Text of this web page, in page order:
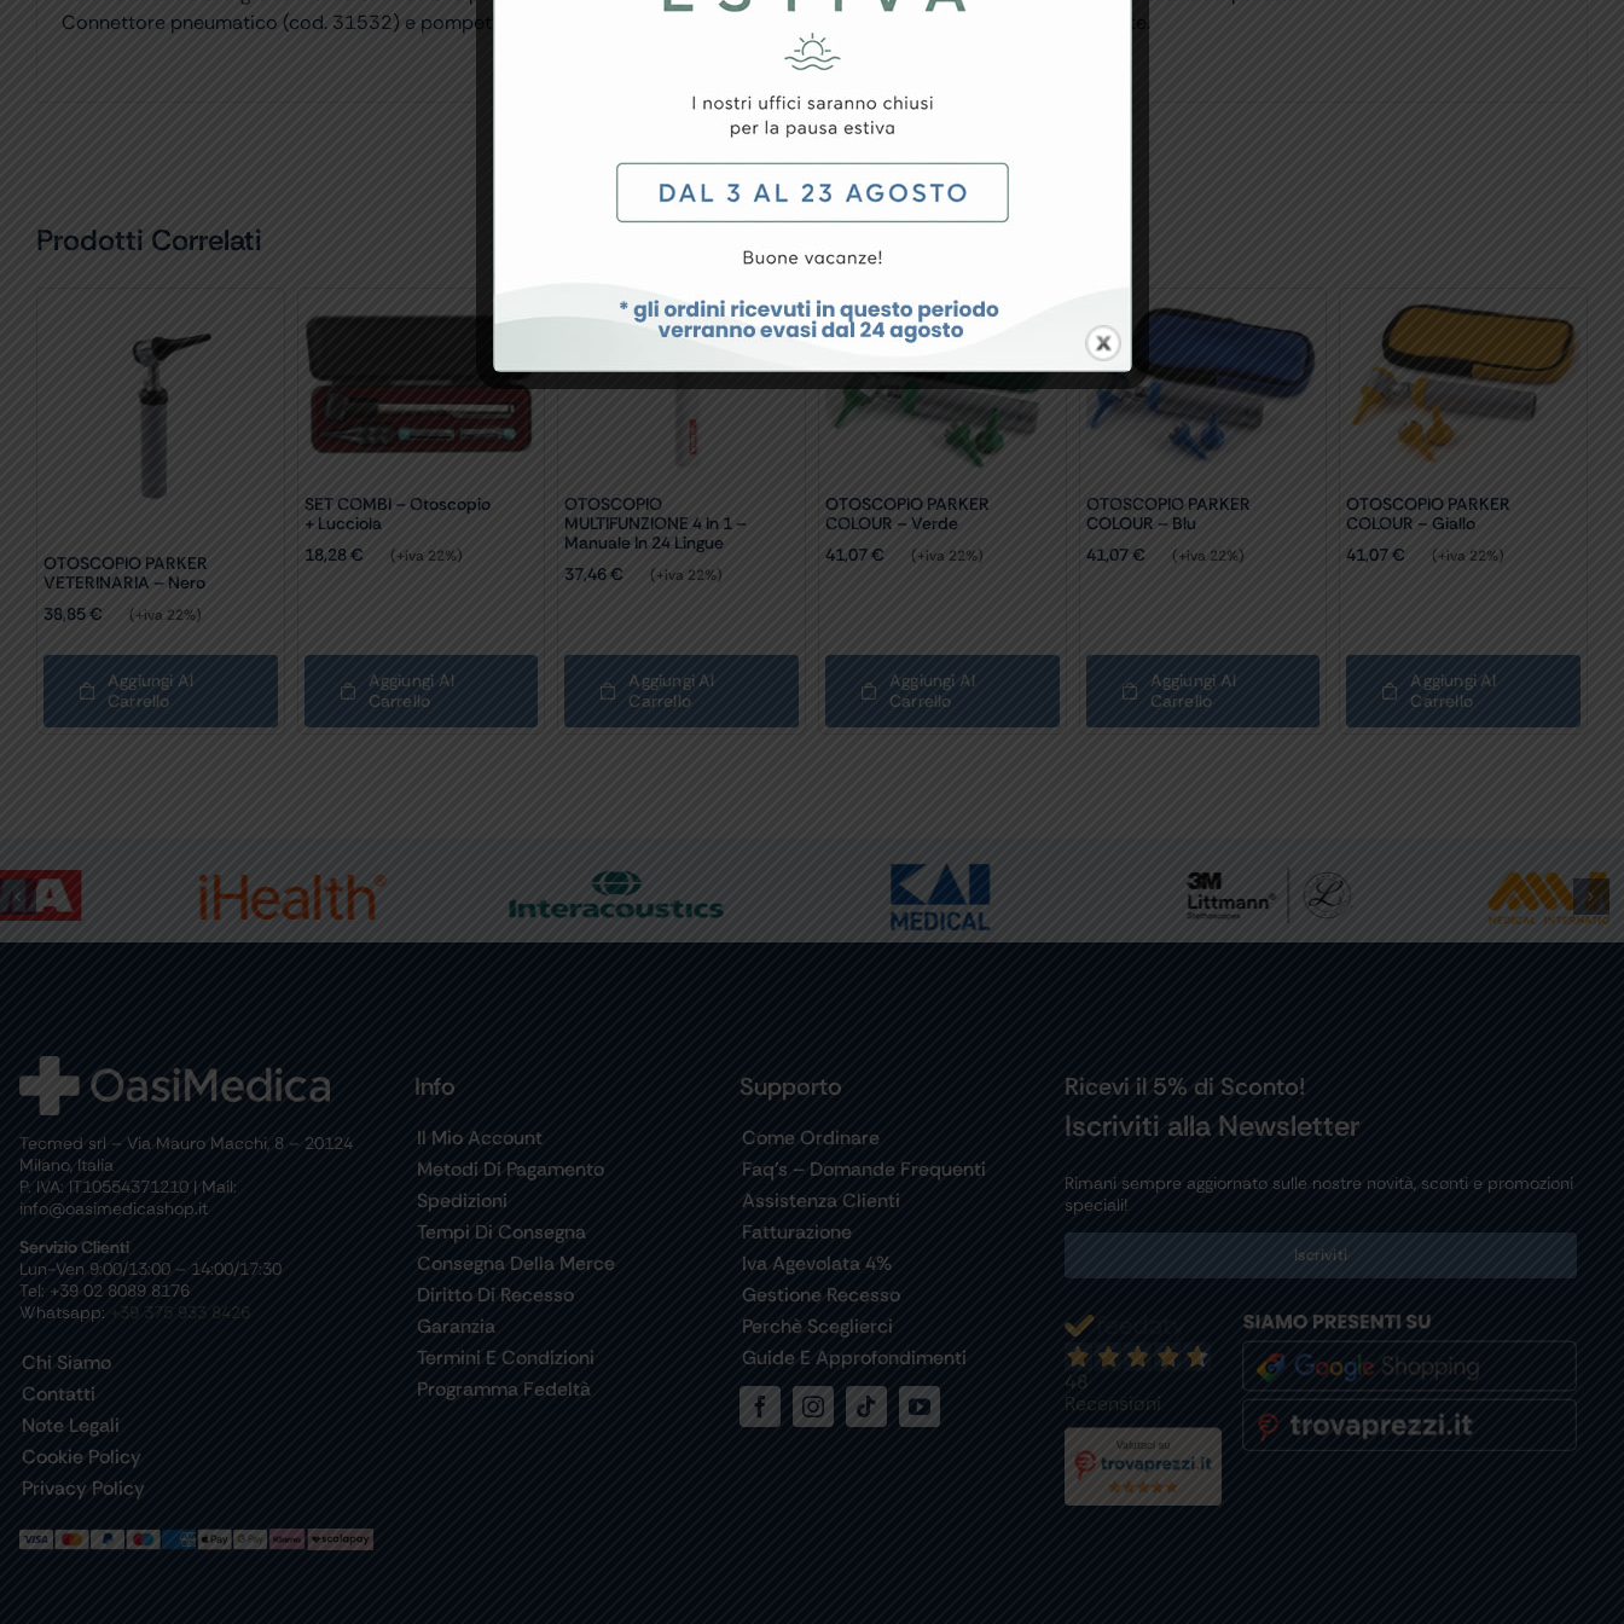
Connettore pneumatico (cod. 31532) e pompetta per insufflazione (cod. 31500) possono essere ordinati separatamente.
Prodotti Correlati
OTOSCOPIO PARKER
VETERINARIA – Nero
38,85€ (+iva 22%)
Aggiungi Al
Carrello
SET COMBI – Otoscopio
+ Lucciola
18,28€ (+iva 22%)
Aggiungi Al
Carrello
OTOSCOPIO
MULTIFUNZIONE 4 In 1 –
Manuale In 24 Lingue
37,46€ (+iva 22%)
Aggiungi Al
Carrello
OTOSCOPIO PARKER
COLOUR – Verde
41,07€ (+iva 22%)
Aggiungi Al
Carrello
OTOSCOPIO PARKER
COLOUR – Blu
41,07€ (+iva 22%)
Aggiungi Al
Carrello
OTOSCOPIO PARKER
COLOUR – Giallo
41,07€ (+iva 22%)
Aggiungi Al
Carrello
Tecmed srl – Via Mauro Macchi, 8 – 20124
Milano, Italia
P. IVA: IT10554371210 | Mail:
info@oasimedicashop.it
Servizio Clienti
Lun-Ven 9:00/13:00 – 14:00/17:30
Tel: +39 02 8089 8176
Whatsapp: +39 375 933 8426
Chi Siamo
Contatti
Note Legali
Cookie Policy
Privacy Policy
Info
Il Mio Account
Metodi Di Pagamento
Spedizioni
Tempi Di Consegna
Consegna Della Merce
Diritto Di Recesso
Garanzia
Termini E Condizioni
Programma Fedeltà
Supporto
Come Ordinare
Faq’s – Domande Frequenti
Assistenza Clienti
Fatturazione
Iva Agevolata 4%
Gestione Recesso
Perchè Sceglierci
Guide E Approfondimenti
Ricevi il 5% di Sconto!
Iscriviti alla Newsletter
Rimani sempre aggiornato sulle nostre novità, sconti e promozioni
speciali!
Iscriviti
48
Recensioni